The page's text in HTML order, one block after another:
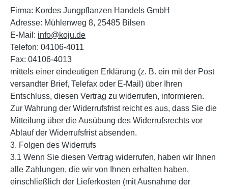
Firma: Kordes Jungpflanzen Handels GmbH
Adresse: Mühlenweg 8, 25485 Bilsen
E-Mail: info@koju.de
Telefon: 04106-4011
Fax: 04106-4013
mittels einer eindeutigen Erklärung (z. B. ein mit der Post
versandter Brief, Telefax oder E-Mail) über Ihren
Entschluss, diesen Vertrag zu widerrufen, informieren.
Zur Wahrung der Widerrufsfrist reicht es aus, dass Sie die
Mitteilung über die Ausübung des Widerrufsrechts vor
Ablauf der Widerrufsfrist absenden.
3. Folgen des Widerrufs
3.1 Wenn Sie diesen Vertrag widerrufen, haben wir Ihnen
alle Zahlungen, die wir von Ihnen erhalten haben,
einschließlich der Lieferkosten (mit Ausnahme der